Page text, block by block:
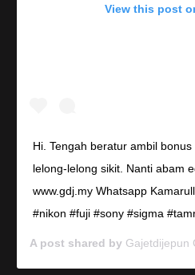
View this post
Hi. Tengah beratur ambil
lelong-lelong sikit. Nanti abam
www.gdj.my Whatsapp
#nikon #fuji #sony #sigma
A post shared by Gajetdijepun